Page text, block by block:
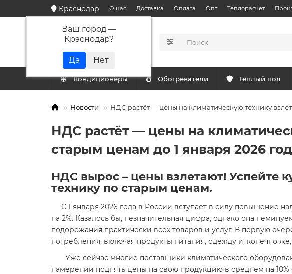
Краснодар
Ваш город —
Краснодар?
О нас Доставка Оплата Опт Теплорасчет
КАТАЛОГ
Кондиционеры Обогреватели Тёплый пол
Новости НДС растёт — цены на климатическую технику
НДС растёт — цены на
старым ценам до 1 января 2026
НДС вырос – цены взлетают! Успейте
технику по старым ценам.
С 1 января 2026 года в России вступает в силу повышение
на 2%. Казалось бы, незначительная цифра, однако она
подорожания практически всех товаров и услуг. В первую
потребления, включая продукты питания, одежду и, конечно
Уже сейчас многие поставщики климатического
намерении поднять цены на свою продукцию в среднем на 10%